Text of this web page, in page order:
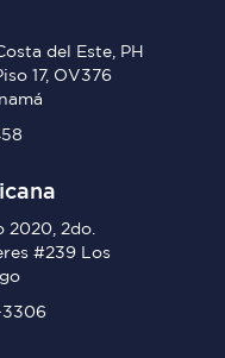
del Este, PH
17, OV376
2do.
#239 Los
3306